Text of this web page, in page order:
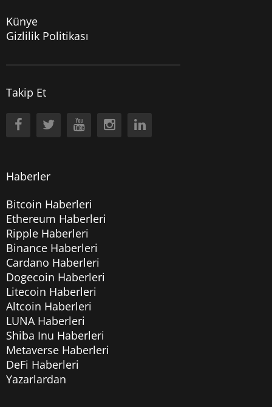
Künye
Gizlilik Politikası
Takip Et
Haberler
Bitcoin Haberleri
Ethereum Haberleri
Ripple Haberleri
Binance Haberleri
Cardano Haberleri
Dogecoin Haberleri
Litecoin Haberleri
Altcoin Haberleri
LUNA Haberleri
Shiba Inu Haberleri
Metaverse Haberleri
DeFi Haberleri
Yazarlardan